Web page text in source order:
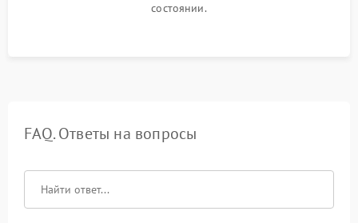
состоянии.
FAQ. Ответы на вопросы